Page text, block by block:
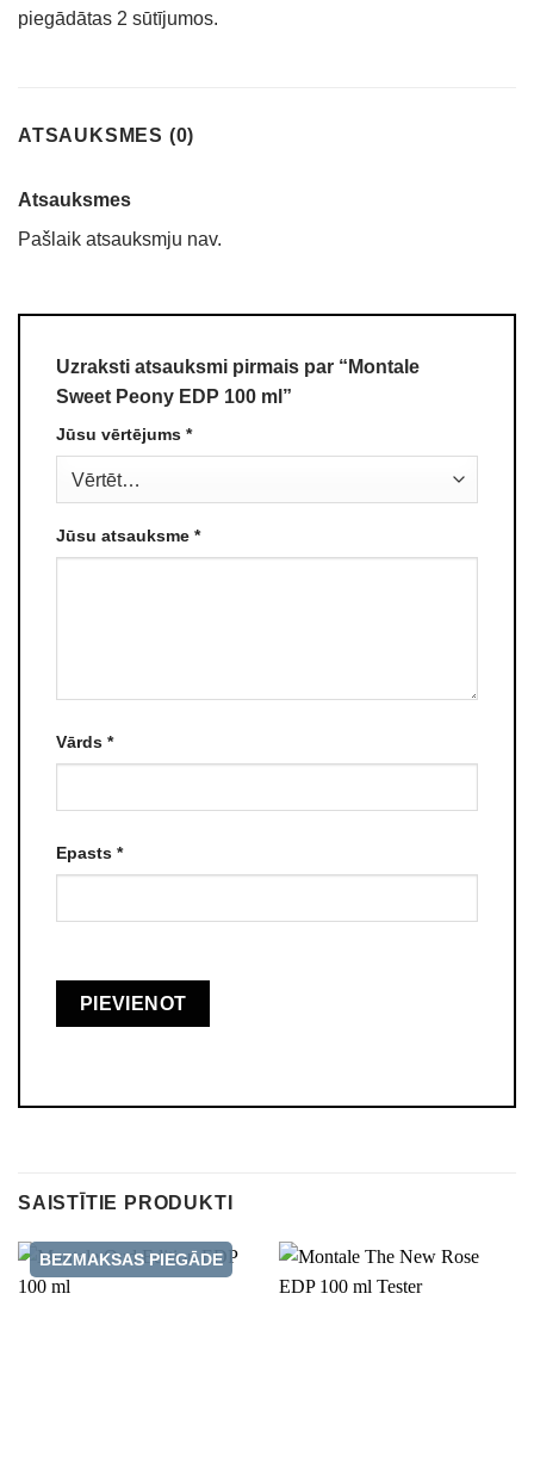
piegādātas 2 sūtījumos.
ATSAUKSMES (0)
Atsauksmes
Pašlaik atsauksmju nav.
Uzraksti atsauksmi pirmais par “Montale
Sweet Peony EDP 100 ml”
Jūsu vērtējums *
Jūsu atsauksme *
Vārds *
Epasts *
SAISTĪTIE PRODUKTI
BEZMAKSAS PIEGĀDE